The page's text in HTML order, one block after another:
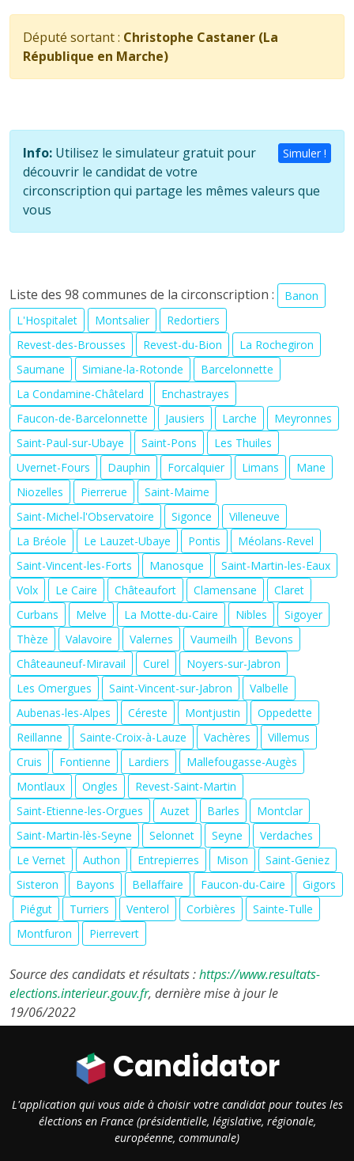
Député sortant : Christophe Castaner (La
République en Marche)
Simuler !
Info: Utilisez le simulateur gratuit pour
découvrir le candidat de votre
circonscription qui partage les mêmes valeurs que
vous
Liste des 98 communes de la circonscription :
Banon
L'Hospitalet
Montsalier
Redortiers
Revest-des-Brousses
Revest-du-Bion
La Rochegiron
Saumane
Simiane-la-Rotonde
Barcelonnette
La Condamine-Châtelard
Enchastrayes
Faucon-de-Barcelonnette
Jausiers Larche
Meyronnes
Saint-Paul-sur-Ubaye
Saint-Pons
Les Thuiles
Uvernet-Fours
Dauphin Forcalquier Limans
Mane
Niozelles
Pierrerue
Saint-Maime
Saint-Michel-l'Observatoire
Sigonce
Villeneuve
La Bréole
Le Lauzet-Ubaye Pontis
Méolans-Revel
Saint-Vincent-les-Forts
Manosque
Saint-Martin-les-Eaux
Volx
Le Caire Châteaufort Clamensane
Claret
Curbans
Melve La Motte-du-Caire Nibles
Sigoyer
Thèze
Valavoire Valernes Vaumeilh
Bevons
Châteauneuf-Miravail
Curel
Noyers-sur-Jabron
Les Omergues
Saint-Vincent-sur-Jabron
Valbelle
Aubenas-les-Alpes
Céreste Montjustin
Oppedette
Reillanne
Sainte-Croix-à-Lauze Vachères
Villemus
Cruis
Fontienne Lardiers
Mallefougasse-Augès
Montlaux
Ongles
Revest-Saint-Martin
Saint-Etienne-les-Orgues
Auzet Barles
Montclar
Saint-Martin-lès-Seyne
Selonnet Seyne
Verdaches
Le Vernet
Authon Entrepierres Mison
Saint-Geniez
Sisteron
Bayons Bellaffaire Faucon-du-Caire
Gigors
Piégut
Turriers Venterol Corbières
Sainte-Tulle
Montfuron
Pierrevert
Source des candidats et résultats :https://www.resultats-
elections.interieur.gouv.fr, dernière mise à jour le
19/06/2022
Candidator
L'application qui vous aide à choisir votre candidat pour toutes les
élections en France (présidentielle, législative, régionale,
européenne, communale)